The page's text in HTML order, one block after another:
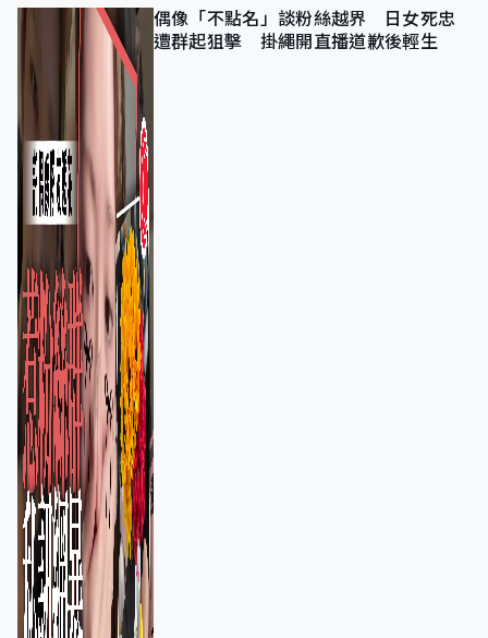
偶像「不點名」談粉絲越界 日女死忠
遭群起狙擊 掛繩開直播道歉後輕生